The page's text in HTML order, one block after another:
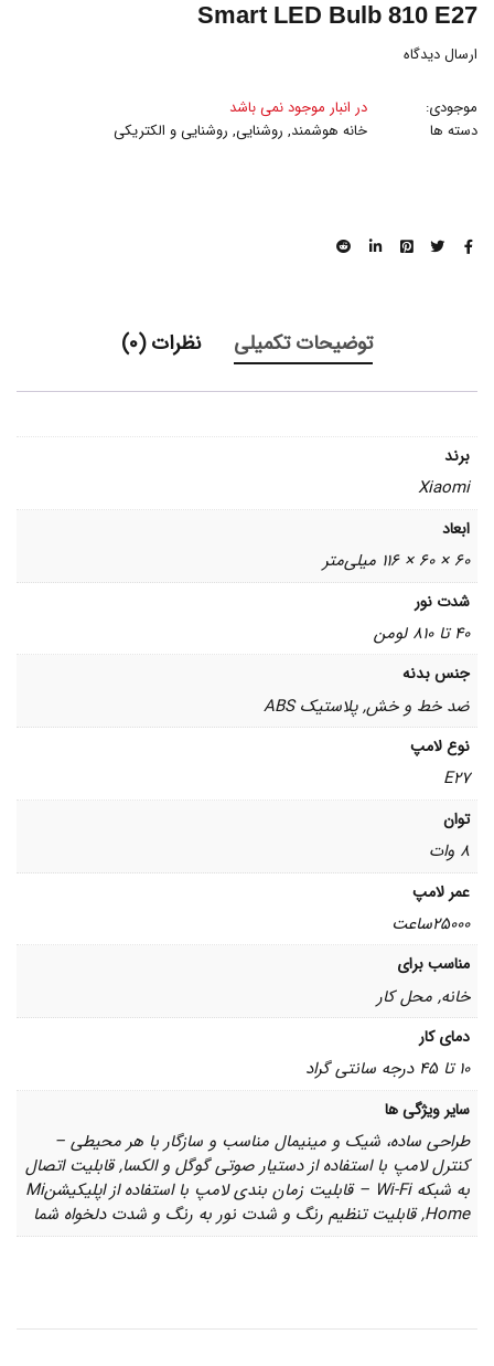
Smart LED Bulb 810 E27
ارسال دیدگاه
موجودی:
در انبار موجود نمی باشد
دسته ها
خانه هوشمند, روشنایی, روشنایی و الکتریکی
توضیحات تکمیلی نظرات (0)
برند
Xiaomi
ابعاد
60 × 60 × 116 میلی‌متر
شدت نور
40 تا 810 لومن
جنس بدنه
ضد خط و خش, پلاستیک ABS
نوع لامپ
E27
توان
8 وات
عمر لامپ
25000ساعت
مناسب برای
خانه, محل کار
دمای کار
10 تا 45 درجه سانتی گراد
سایر ویژگی ها
طراحی ساده، شیک و مینیمال مناسب و سازگار با هر محیطی –
کنترل لامپ با استفاده از دستیار صوتی گوگل و الکسا, قابلیت اتصال
به شبکه Wi-Fi – قابلیت زمان بندی لامپ با استفاده از اپلیکیشنMi
Home, قابلیت تنظیم رنگ و شدت نور به رنگ و شدت دلخواه شما